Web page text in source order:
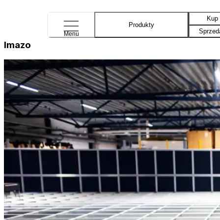
Menu
Produkty
Kup
Imazo